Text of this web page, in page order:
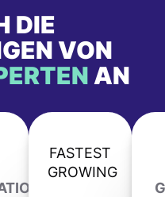
DIE
VON
AN
FASTEST
GROWING